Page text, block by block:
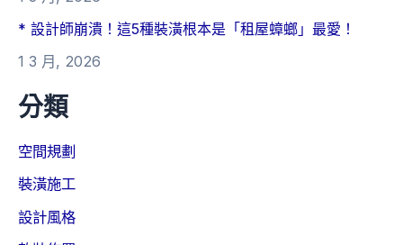
* 設計師崩潰！這5種裝潢根本是「租屋蟑螂」最愛！
1 3 月, 2026
分類
空間規劃
裝潢施工
設計風格